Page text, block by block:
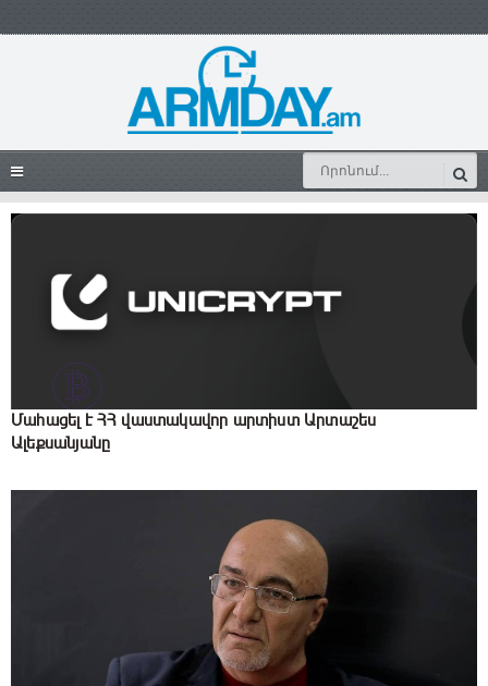
Մահացել է ՀՀ վաստակավոր արտիստ Արտաշես
Ալեքսանյանը